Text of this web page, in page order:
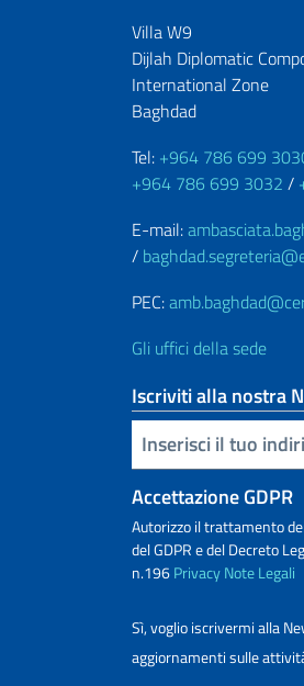
Villa W9
Dijlah Diplomatic
International Zone
Baghdad
Tel: +964 786 699
+964 786 699 3032 /
E-mail:
/
PEC:
Gli uffici della sede
Iscriviti alla nostra
Inserisci la tua email
Accettazione GDPR
Autorizzo il trattamento
del GDPR e del Decreto
n.196PrivacyNote Legali
Sì, voglio iscrivermi alla
aggiornamenti sulle